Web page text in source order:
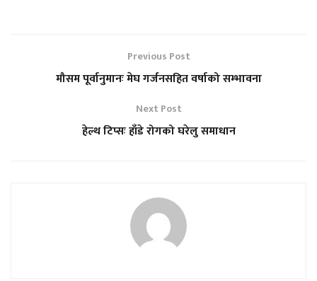
Previous Post
मौसम पूर्वानुमानः मेघ गर्जनसहित वर्षाको सम्भावना
Next Post
हेल्थ टिप्सः हाँडे रोगको घरेलु समाधान